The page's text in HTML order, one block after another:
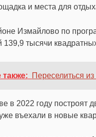
и места для
Измайлово по
тысячи
также: Переселиться
в 2022 году построят
въехали в новые